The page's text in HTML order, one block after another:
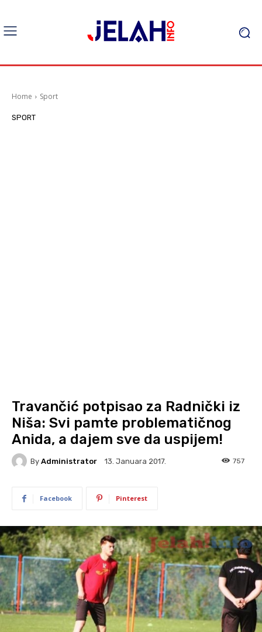
Home Sport
SPORT
Travančić potpisao za Radnički iz
Niša: Svi pamte problematičnog
Anida, a dajem sve da uspijem!
By Administrator 13. Januara 2017. 757
Facebook Pinterest